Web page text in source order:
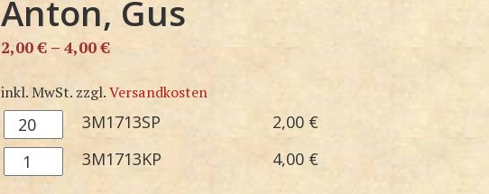
Anton, Gus
2,00€ –4,00€
inkl. MwSt. zzgl.Versandkosten
3M1713SP
Menge
3M1713SP 2,00 €
3M1713KP
Menge
3M1713KP 4,00 €